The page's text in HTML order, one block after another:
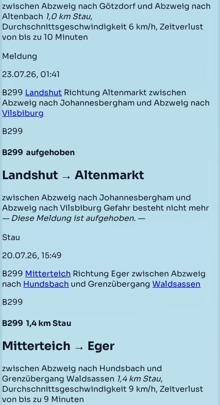
zwischen Abzweig nach Götzdorf und Abzweig nach
Altenbach 1,0 km Stau,
Durchschnittsgeschwindigkeit 6 km/h, Zeitverlust
von bis zu 10 Minuten
Meldung
23.07.26, 01:41
B299 Landshut Richtung Altenmarkt zwischen
Abzweig nach Johannesbergham und Abzweig nach
Vilsbiburg
B299
B299 aufgehoben
Landshut → Altenmarkt
zwischen Abzweig nach Johannesbergham und
Abzweig nach Vilsbiburg Gefahr besteht nicht mehr
— Diese Meldung ist aufgehoben. —
Stau
20.07.26, 15:49
B299 Mitterteich Richtung Eger zwischen Abzweig
nach Hundsbach und GrenzübergangWaldsassen
B299
B299 1,4 km Stau
Mitterteich → Eger
zwischen Abzweig nach Hundsbach und
Grenzübergang Waldsassen 1,4 km Stau,
Durchschnittsgeschwindigkeit 9 km/h, Zeitverlust
von bis zu 9 Minuten